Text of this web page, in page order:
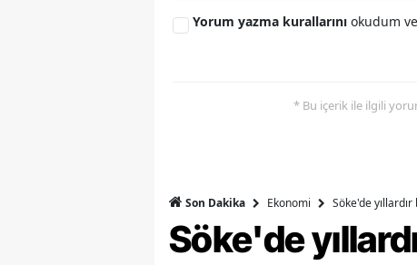
Yorum yazma kurallarını okudum
* Bu içerik ile ilgili
Son Dakika Ekonomi Söke'de
Söke'de